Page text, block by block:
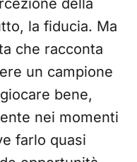
della
la fiducia. Ma
che racconta
un campione
bene,
nei momenti
farlo quasi